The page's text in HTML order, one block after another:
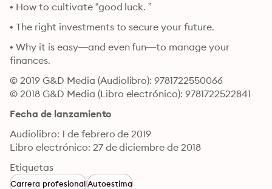
• How to cultivate “good luck. ”
• The right investments to secure your future.
• Why it is easy—and even fun—to manage your
finances.
© 2019 G&D Media (Audiolibro): 9781722550066
© 2018 G&D Media (Libro electrónico): 9781722522841
Fecha de lanzamiento
Audiolibro: 1 de febrero de 2019
Libro electrónico: 27 de diciembre de 2018
Etiquetas
Carrera profesionalAutoestima